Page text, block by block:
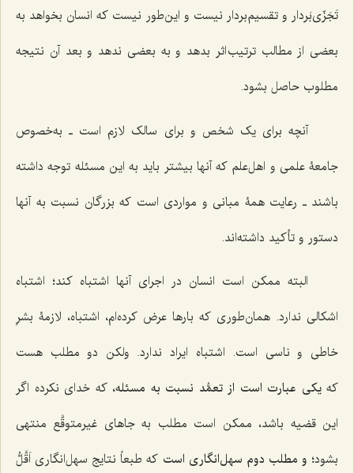
تَجَزّی‌بَردار و تقسیم‌بردار نیست و این‌طور نیست که انسان بخواهد به
بعضی از مطالب ترتیب اثر بدهد و به بعضی ندهد و بعد آن نتیجه
مطلوب حاصل بشود.
آنچه برای یک شخص و برای سالک لازم است ـ به‌خصوص
جامعۀ علمی و اهل‌علم که آنها بیشتر باید به این مسئله توجه داشته
باشند ـ رعایت همۀ مبانی و مواردی است که بزرگان نسبت به آنها
دستور و تأکید داشته‌اند.
البته ممکن است انسان در اجرای آنها اشتباه کند؛ اشتباه
اشکالی ندارد. همان‌طوری‌ که بار‌ها عرض کرده‌ام، اشتباه، لازمۀ بشرِ
خاطی و ناسی است. اشتباه ایراد ندارد. ولکن دو مطلب هست
کهیکی عبارت است از تعمُّد نسبت به مسئله، که خدای نکرده اگر
این قضیه باشد، ممکن است مطلب به جا‌های غیرمتوقَّع منتهی
بشود؛ و مطلب دوم سهل‌انگاری است که طبعاً نتایج سهل‌انگاری اَقَّلُّ